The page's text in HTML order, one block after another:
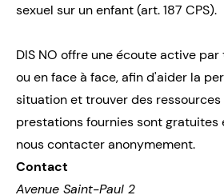
sexuel sur un enfant (art. 187 CPS).
DIS NO offre une écoute active
ou en face à face, afin d'aider la
situation et trouver des ressources
prestations fournies sont gratuites
nous contacter anonymement.
Contact
Avenue Saint-Paul 2